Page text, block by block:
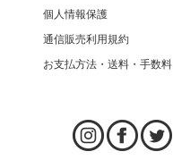
個人情報保護
通信販売利用規約
お支払方法・送料・手数